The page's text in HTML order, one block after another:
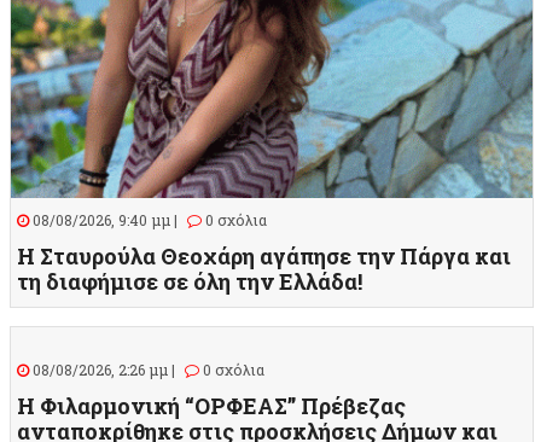
08/08/2026, 9:40 μμ | 0 σχόλια
Η Σταυρούλα Θεοχάρη αγάπησε την Πάργα και
τη διαφήμισε σε όλη την Ελλάδα!
08/08/2026, 2:26 μμ | 0 σχόλια
Η Φιλαρμονική “ΟΡΦΕΑΣ” Πρέβεζας
ανταποκρίθηκε στις προσκλήσεις Δήμων και